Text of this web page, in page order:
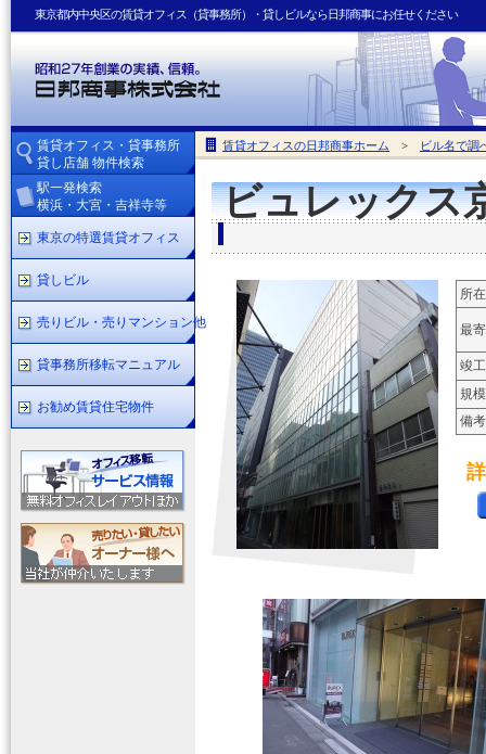
東京都内中央区の賃貸オフィス（貸事務所）・貸しビルなら日邦商事にお任せください
賃貸オフィスの日邦商事ホーム > ビル名で調
ビュレックス
所
最
竣工
規模
備考
賃貸オフィス・貸事務所
貸し店舗 物件検索
駅一発検索
横浜・大宮・吉祥寺等
東京の特選賃貸オフィス
貸しビル
売りビル・売りマンション他
貸事務所移転マニュアル
お勧め賃貸住宅物件